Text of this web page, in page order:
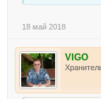
18 май 2018
VIGO